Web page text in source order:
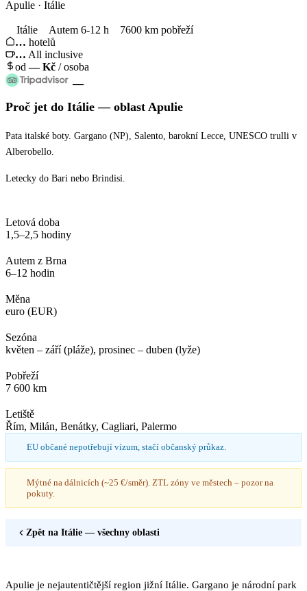
Apulie · Itálie
Itálie Autem 6-12 h
7600 km pobřeží
… hotelů
… All inclusive
od—Kč / osoba
—
Proč jet do Itálie — oblast Apulie
Pata italské boty. Gargano (NP), Salento, barokní Lecce, UNESCO trulli v
Alberobello.
Letecky do Bari nebo Brindisi.
Letová doba
1,5–2,5 hodiny
Autem z Brna
6–12 hodin
Měna
euro (EUR)
Sezóna
květen – září (pláže), prosinec – duben (lyže)
Pobřeží
7 600 km
Letiště
Řím, Milán, Benátky, Cagliari, Palermo
EU občané nepotřebují vízum, stačí občanský průkaz.
Mýtné na dálnicích (~25 €/směr). ZTL zóny ve městech – pozor na
pokuty.
Zpět na Itálie — všechny oblasti
Apulie je nejautentičtější region jižní Itálie. Gargano je národní park